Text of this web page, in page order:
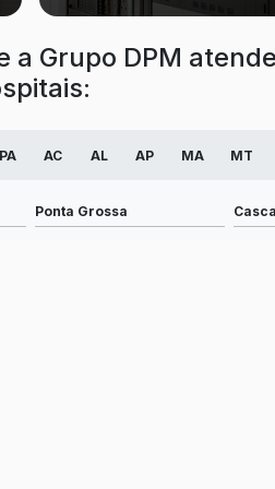
Grupo DPM
PA AC AL AP MA MT
Ponta Grossa